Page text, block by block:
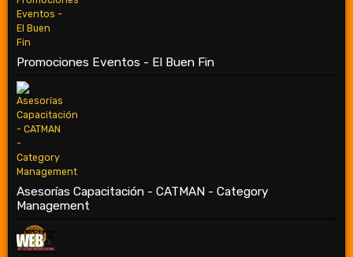
Promociones Eventos - El Buen Fin
Asesorías Capacitación - CATMAN - Category
Management